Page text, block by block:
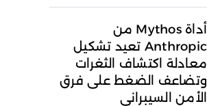
أداة Mythos من
Anthropic تعيد تشكيل
معادلة اكتشاف الثغرات
وتضاعف الضغط على فرق
الأمن السيبراني